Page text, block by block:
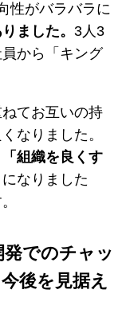
性がバラバラに
ました。 3人3
から「キング
てお互いの持
なりました。
組織を良くす
なりました
でのチャッ
後を見据え